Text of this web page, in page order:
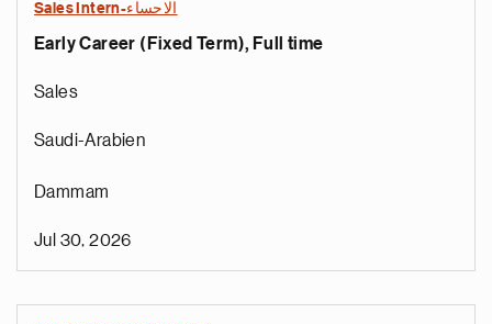
Sales Intern-الاحساء
Early Career (Fixed Term), Full time
Sales
Saudi-Arabien
Dammam
Jul 30, 2026